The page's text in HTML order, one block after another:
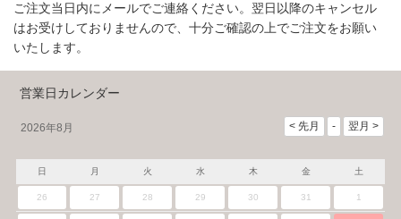
ご注文当日内にメールでご連絡ください。翌日以降のキャンセル
はお受けしておりませんので、十分ご確認の上でご注文をお願い
いたします。
営業日カレンダー
2026年8月
日 月 火 水 木 金 土
26 27 28 29 30 31 1